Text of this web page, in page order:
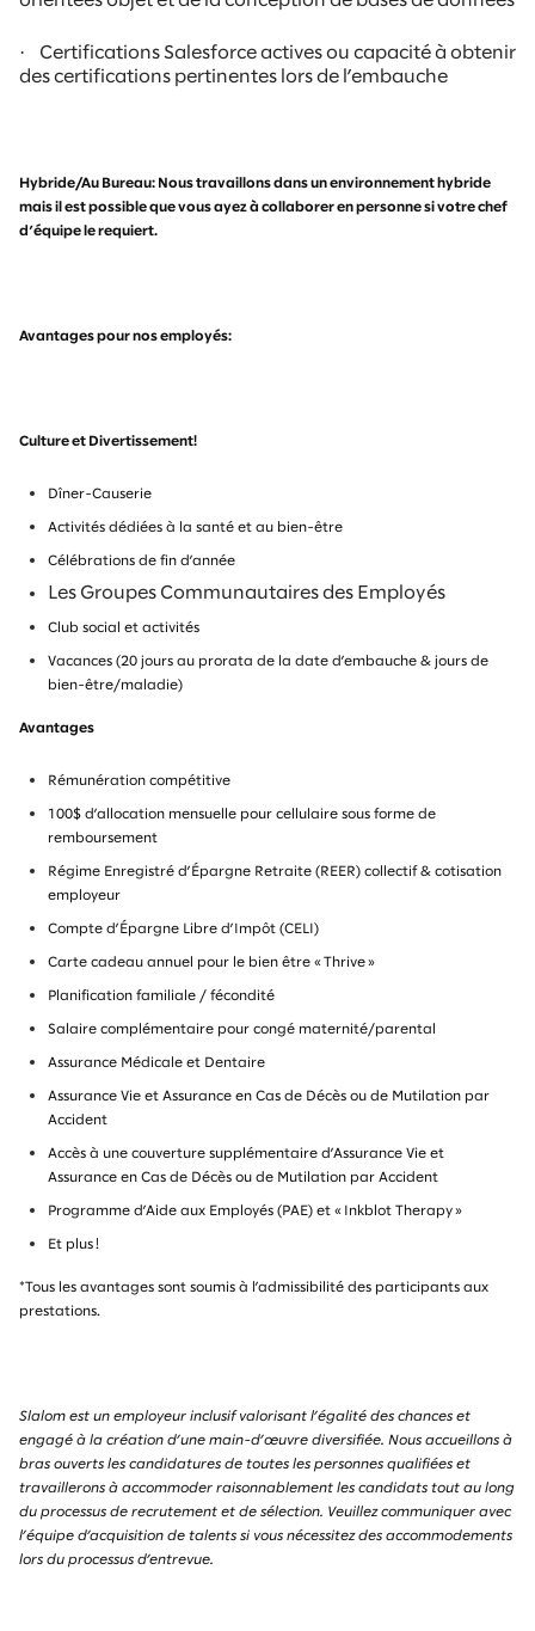
·
Certifications Salesforce actives ou capacité à obtenir
des certifications pertinentes lors de l’embauche
Hybride/Au Bureau: Nous travaillons dans un environnement hybride
mais il est possible que vous ayez à collaborer en personne si votre chef
d’équipe le requiert.
Avantages pour nos employés:
Culture et Divertissement!
Dîner-Causerie
Activités dédiées à la santé et au bien-être
Célébrations de fin d’année
Les Groupes Communautaires des Employés
Club social et activités
Vacances (20 jours au prorata de la date d’embauche & jours de
bien-être/maladie)
Avantages
Rémunération compétitive
100$ d’allocation mensuelle pour cellulaire sous forme de
remboursement
Régime Enregistré d’Épargne Retraite (REER) collectif & cotisation
employeur
Compte d’Épargne Libre d’Impôt (CELI)
Carte cadeau annuel pour le bien être « Thrive »
Planification familiale / fécondité
Salaire complémentaire pour congé maternité/parental
Assurance Médicale et Dentaire
Assurance Vie et Assurance en Cas de Décès ou de Mutilation par
Accident
Accès à une couverture supplémentaire d’Assurance Vie et
Assurance en Cas de Décès ou de Mutilation par Accident
Programme d’Aide aux Employés (PAE) et « Inkblot Therapy »
Et plus !
*Tous les avantages sont soumis à l’admissibilité des participants aux
prestations.
Slalom est un employeur inclusif valorisant l’égalité des chances et
engagé à la création d’une main-d’œuvre diversifiée. Nous accueillons à
bras ouverts les candidatures de toutes les personnes qualifiées et
travaillerons à accommoder raisonnablement les candidats tout au long
du processus de recrutement et de sélection. Veuillez communiquer avec
l’équipe d’acquisition de talents si vous nécessitez des accommodements
lors du processus d’entrevue.